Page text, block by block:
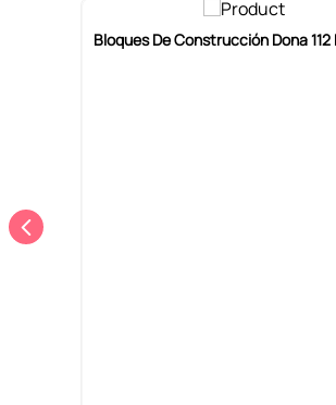
Bloques De Construcción Dona 112